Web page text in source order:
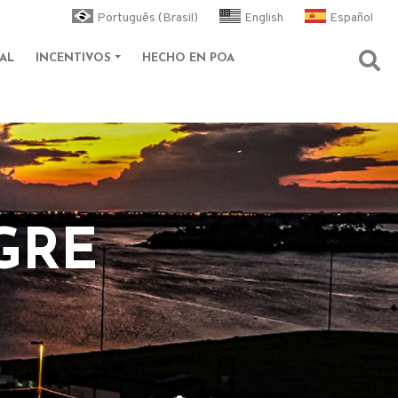
Português (Brasil) English Español
INCENTIVOS HECHO EN POA